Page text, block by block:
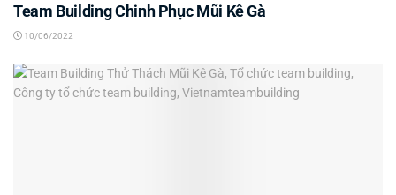
Team Building Chinh Phục Mũi Kê Gà
10/06/2022